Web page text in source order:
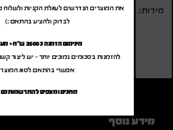
מידות: 14*35*52 ס”מ
מידע נוסף
את המוצרים הנדרשים לעגלת הקניות ולשלוח
לבדוק ולהציע בהתאם :)
מינימום הזמנה כ 3500 ש"ח + מע"מ
להזמנות בסכומים נמוכים יותר – יש ליצור
אפשרי בהתאם לסוג המוצר
מחכים ומצפים להתרשמותכם